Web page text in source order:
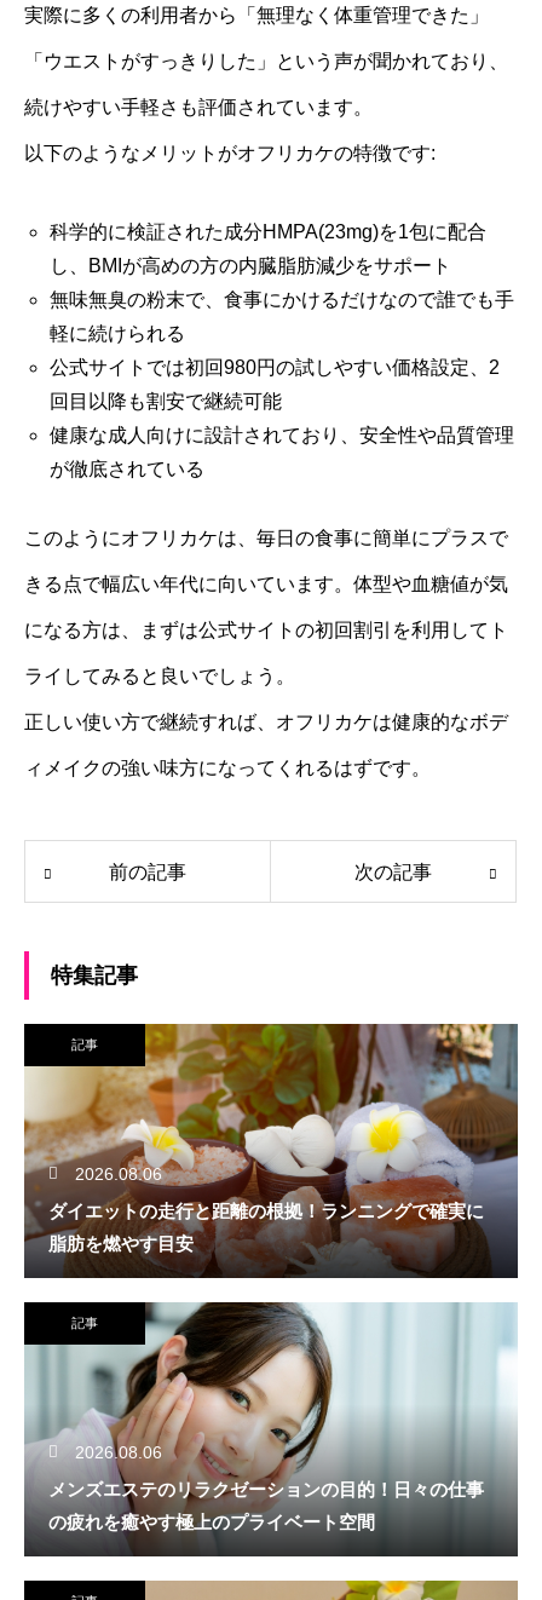
実際に多くの利用者から「無理なく体重管理できた」
「ウエストがすっきりした」という声が聞かれており、
続けやすい手軽さも評価されています。
以下のようなメリットがオフリカケの特徴です:
科学的に検証された成分HMPA(23mg)を1包に配合
し、BMIが高めの方の内臓脂肪減少をサポート
無味無臭の粉末で、食事にかけるだけなので誰でも手
軽に続けられる
公式サイトでは初回980円の試しやすい価格設定、2
回目以降も割安で継続可能
健康な成人向けに設計されており、安全性や品質管理
が徹底されている
このようにオフリカケは、毎日の食事に簡単にプラスで
きる点で幅広い年代に向いています。体型や血糖値が気
になる方は、まずは公式サイトの初回割引を利用してト
ライしてみると良いでしょう。
正しい使い方で継続すれば、オフリカケは健康的なボデ
ィメイクの強い味方になってくれるはずです。
前の記事 次の記事
特集記事
記事
2026.08.06
ダイエットの走行と距離の根拠！ランニングで確実に
脂肪を燃やす目安
記事
2026.08.06
メンズエステのリラクゼーションの目的！日々の仕事
の疲れを癒やす極上のプライベート空間